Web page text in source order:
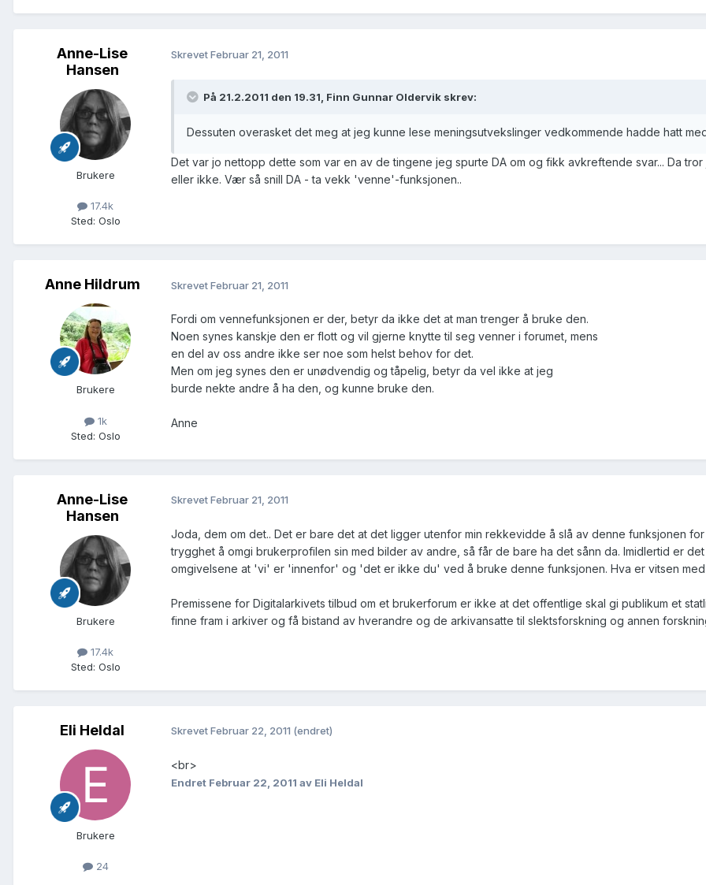
Anne-Lise
Hansen
Brukere
17.4k
Sted: Oslo
SkrevetFebruar 21, 2011
På 21.2.2011 den 19.31, Finn Gunnar Oldervik skrev:
Dessuten overasket det meg at jeg kunne lese meningsutvekslinger vedkommende hadde hatt
Det var jo nettopp dette som var en av de tingene jeg spurte DA om og fikk avkreftende svar... Da
eller ikke. Vær så snill DA - ta vekk 'venne'-funksjonen..
Anne Hildrum
Brukere
1k
Sted: Oslo
SkrevetFebruar 21, 2011
Fordi om vennefunksjonen er der, betyr da ikke det at man trenger å bruke den.
Noen synes kanskje den er flott og vil gjerne knytte til seg venner i forumet, mens
en del av oss andre ikke ser noe som helst behov for det.
Men om jeg synes den er unødvendig og tåpelig, betyr da vel ikke at jeg
burde nekte andre å ha den, og kunne bruke den.
Anne
Anne-Lise
Hansen
Brukere
17.4k
Sted: Oslo
SkrevetFebruar 21, 2011
Joda, dem om det.. Det er bare det at det ligger utenfor min rekkevidde å slå av denne funksjonen
trygghet å omgi brukerprofilen sin med bilder av andre, så får de bare ha det sånn da. Imidlertid er
omgivelsene at 'vi' er 'innenfor' og 'det er ikke du' ved å bruke denne funksjonen. Hva er vitsen
Premissene for Digitalarkivets tilbud om et brukerforum er ikke at det offentlige skal gi publikum et
finne fram i arkiver og få bistand av hverandre og de arkivansatte til slektsforskning og annen
Eli Heldal
Brukere
24
SkrevetFebruar 22, 2011 (endret)
<br>
Endret Februar 22, 2011 av Eli Heldal